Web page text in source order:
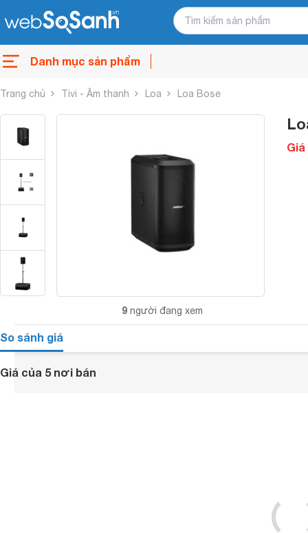
Danh mục sản phẩm
Trang chủ Tivi - Âm thanh Loa Loa Bose
9 người đang xem
Giá
So sánh giá
Giá của 5 nơi bán